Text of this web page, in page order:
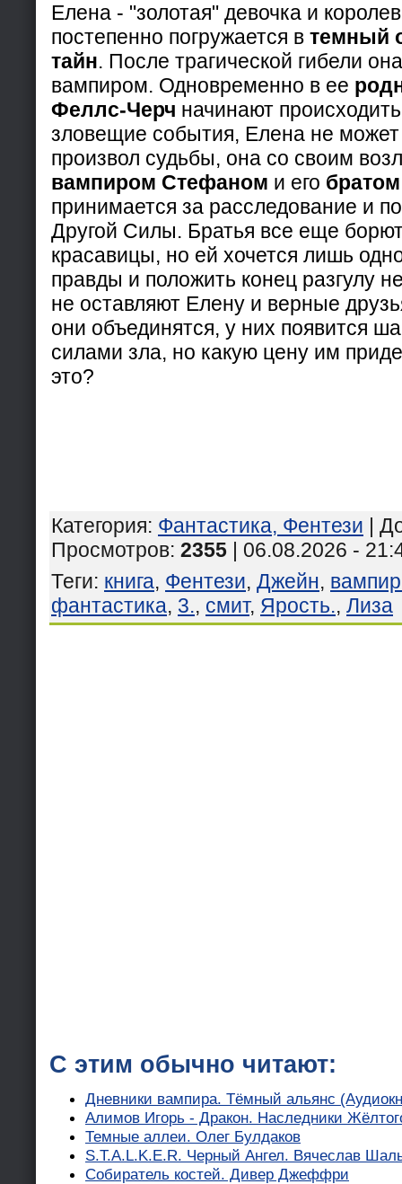
Елена - "золотая" девочка и
постепенно погружается в темный
тайн. После трагической гибели
вампиром. Одновременно в ее
Феллс-Черч начинают
зловещие события, Елена не может
произ­вол судьбы, она со своим
вампиром Стефаном и его
принимается за расследование и
Другой Силы. Братья все еще
красавицы, но ей хочется лишь
правды и положить конец разгулу
не оставляют Елену и верные
они объединятся, у них появится
силами зла, но какую цену им
это?
Категория: Фантастика, Фентези |
Просмотров: 2355 | 06.08.2026 -
Теги: книга, Фентези, Джейн,
фантастика, 3., смит, Ярость., Лиза
С этим обычно читают:
Дневники вампира. Тёмный альянс
Алимов Игорь - Дракон. Наследники
Темные аллеи. Олег Булдаков
S.T.A.L.K.E.R. Черный Ангел. Вячеслав
Собиратель костей. Дивер Джеффри